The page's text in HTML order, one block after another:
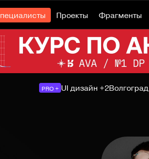
Проекты Фрагменты
PRO + UI дизайн +2Волгоград